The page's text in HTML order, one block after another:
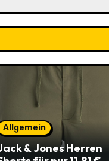
Allgemein
& Jones Herren